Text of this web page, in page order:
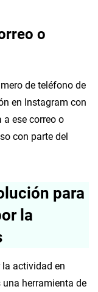
o
de teléfono de
en Instagram con
ese correo o
con parte del
para
la
la actividad en
una herramienta de